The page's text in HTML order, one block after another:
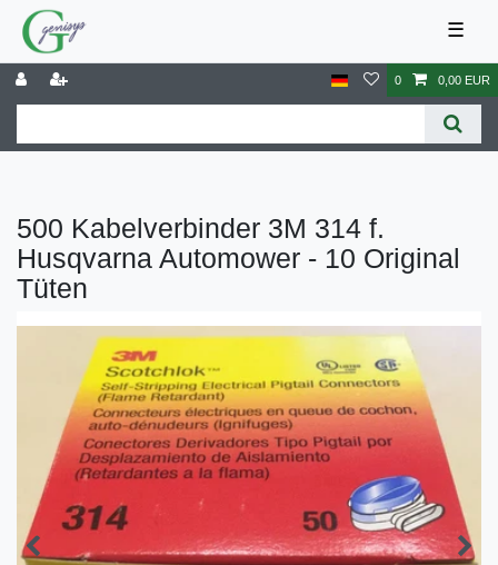
☰
0 0,00 EUR
500 Kabelverbinder 3M 314 f.
Husqvarna Automower - 10 Original
Tüten